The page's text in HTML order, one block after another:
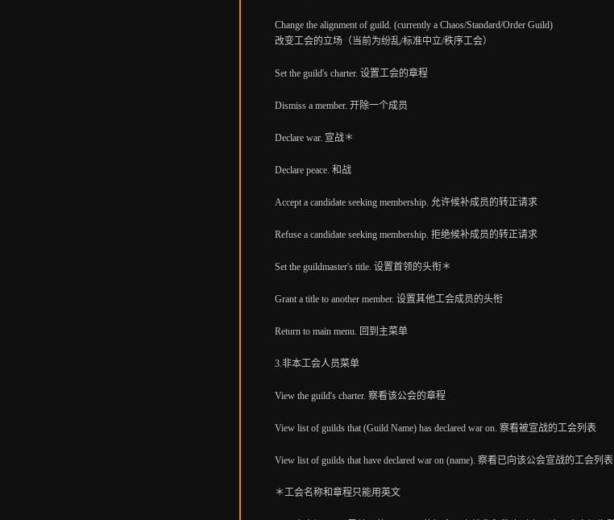
Change the alignment of guild. (currently a Chaos/Standard/Order Guild)
改变工会的立场（当前为纷乱/标准中立/秩序工会）
Set the guild's charter. 设置工会的章程
Dismiss a member. 开除一个成员
Declare war. 宣战＊
Declare peace. 和战
Accept a candidate seeking membership. 允许候补成员的转正请求
Refuse a candidate seeking membership. 拒绝候补成员的转正请求
Set the guildmaster's title. 设置首领的头衔＊
Grant a title to another member. 设置其他工会成员的头衔
Return to main menu. 回到主菜单
3.非本工会人员菜单
View the guild's charter. 察看该公会的章程
View list of guilds that (Guild Name) has declared war on. 察看被宣战的工会列表
View list of guilds that have declared war on (name). 察看已向该公会宣战的工会列表
＊工会名称和章程只能用英文